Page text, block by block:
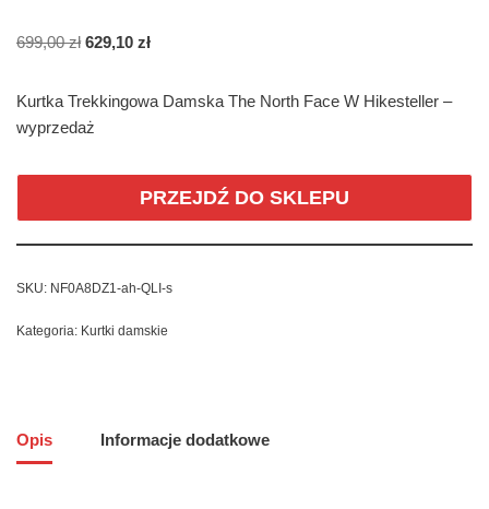
699,00zł 629,10 zł
Kurtka Trekkingowa Damska The North Face W Hikesteller –
wyprzedaż
PRZEJDŹ DO SKLEPU
SKU: NF0A8DZ1-ah-QLI-s
Kategoria: Kurtki damskie
Opis Informacje dodatkowe